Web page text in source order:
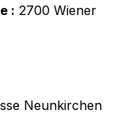
: 2700 Wiener
Neunkirchen